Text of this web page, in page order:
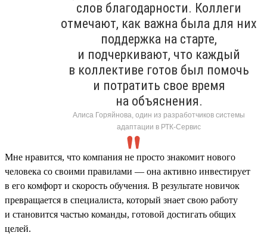
слов благодарности. Коллеги
отмечают, как важна была для них
поддержка на старте,
и подчеркивают, что каждый
в коллективе готов был помочь
и потратить свое время
на объяснения.
Алиса Горяйнова, один из разработчиков системы
адаптации в РТК-Сервис
Мне нравится, что компания не просто знакомит нового
человека со своими правилами — она активно инвестирует
в его комфорт и скорость обучения. В результате новичок
превращается в специалиста, который знает свою работу
и становится частью команды, готовой достигать общих
целей.